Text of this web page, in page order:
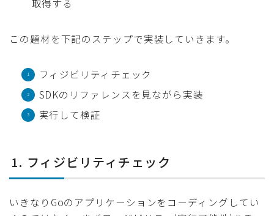
取得する
この題材を下記のステップで実装していきます。
フィジビリティチェック
SDKのリファレンスを見ながら実装
実行して検証
1. フィジビリティチェック
いきなりGoのアプリケーションをコーディングしてい